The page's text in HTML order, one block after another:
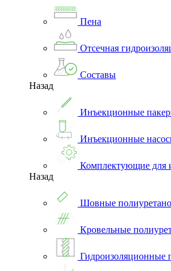
Пена
Отсечная
Составы
Назад
Инъекционные
Инъекционные
Комплектующие для
Назад
Шовные
Кровельные
Гидроизоляционные